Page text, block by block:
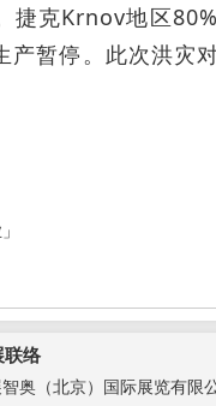
克Krnov地区
暂停。此次洪灾
联络
奥（北京）国际展览有限